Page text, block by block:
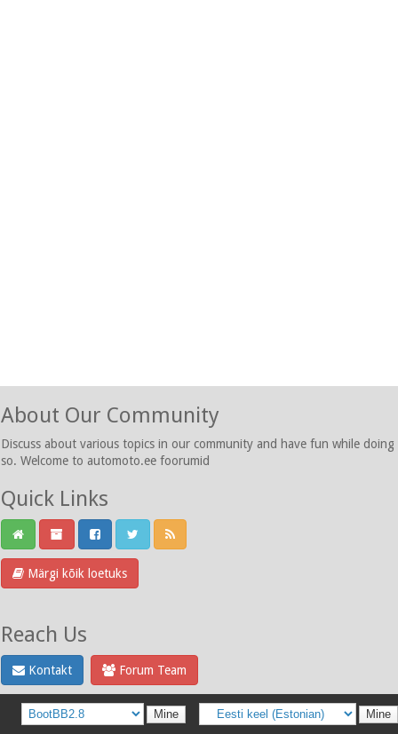
About Our Community
Discuss about various topics in our community and have fun while doing
so. Welcome to automoto.ee foorumid
Quick Links
Märgi kõik loetuks
Reach Us
Kontakt Forum Team